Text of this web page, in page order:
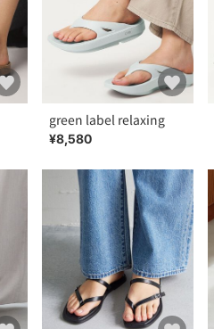
green label relaxing
¥8,580